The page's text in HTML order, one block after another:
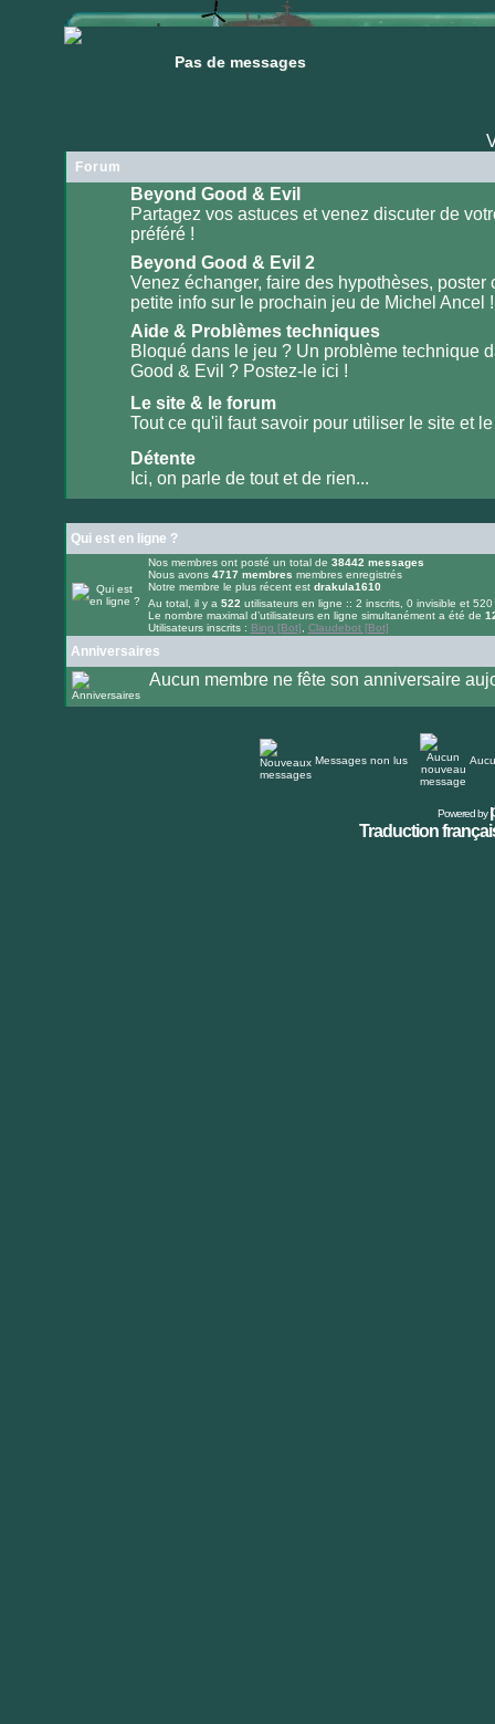
Pas de messages
Pas de messages
Forum
Aucun
message
non
Beyond Good & Evil
Partagez vos astuces et venez discuter de
préféré !
Aucun
message
non
lu
Beyond Good & Evil 2
Venez échanger, faire des hypothèses, poster
petite info sur le prochain jeu de Michel Ancel !
Aucun
non
Aide & Problèmes techniques
Bloqué dans le jeu ? Un problème technique
Good & Evil ? Postez-le ici !
non
Le site & le forum
Tout ce qu'il faut savoir pour utiliser le site et le
Aucun
message
lu
Détente
Ici, on parle de tout et de rien...
Qui est en ligne ?
Nos membres ont posté un total de 38442 messages
Nous avons 4717 membres membres enregistrés
Notre membre le plus récent est drakula1610
Au total, il y a 522 utilisateurs en ligne :: 2 inscrits, 0 invisible et 520
Le nombre maximal d’utilisateurs en ligne simultanément a été de
Utilisateurs inscrits : Bing [Bot] Claudebot [Bot]
Anniversaires
Aucun membre ne fête son anniversaire
Messages non lus
Powered by
Traduction